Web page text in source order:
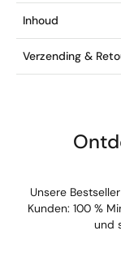
Inhoud
Verzending &
Unsere
Kunden: 100 %
und